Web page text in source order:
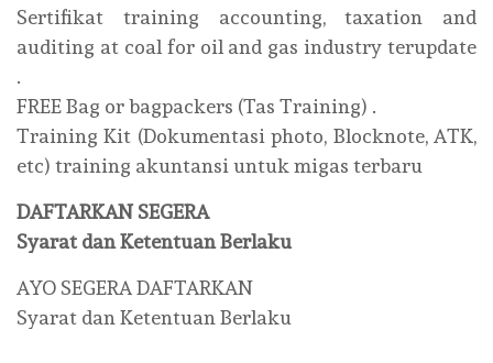
Sertifikat training accounting, taxation and
auditing at coal for oil and gas industry terupdate
.
FREE Bag or bagpackers (Tas Training) .
Training Kit (Dokumentasi photo, Blocknote, ATK,
etc) training akuntansi untuk migas terbaru
DAFTARKAN SEGERA
Syarat dan Ketentuan Berlaku
AYO SEGERA DAFTARKAN
Syarat dan Ketentuan Berlaku